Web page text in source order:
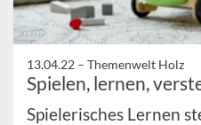
13.04.22 – Themenwelt Holz
Spielen, lernen,
Spielerisches Lernen